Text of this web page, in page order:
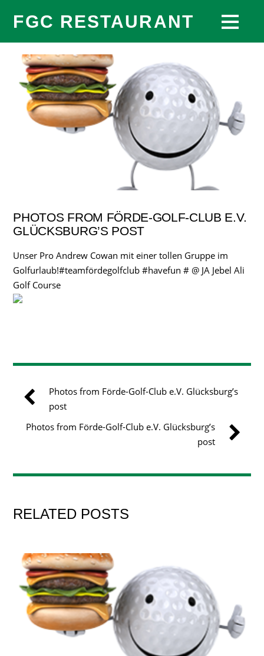
FGC RESTAURANT
PHOTOS FROM FÖRDE-GOLF-CLUB E.V.
GLÜCKSBURG’S POST
Unser Pro Andrew Cowan mit einer tollen Gruppe im
Golfurlaub!#teamfördegolfclub #havefun # @ JA Jebel Ali
Golf Course
Photos from Förde-Golf-Club e.V. Glücksburg’s
post
Photos from Förde-Golf-Club e.V. Glücksburg’s
post
RELATED POSTS